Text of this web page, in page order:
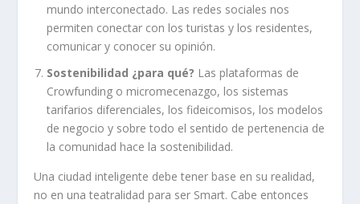
mundo interconectado. Las redes sociales nos
permiten conectar con los turistas y los residentes,
comunicar y conocer su opinión.
Sostenibilidad ¿para qué? Las plataformas de
Crowfunding o micromecenazgo, los sistemas
tarifarios diferenciales, los fideicomisos, los modelos
de negocio y sobre todo el sentido de pertenencia de
la comunidad hace la sostenibilidad.
Una ciudad inteligente debe tener base en su realidad,
no en una teatralidad para ser Smart. Cabe entonces